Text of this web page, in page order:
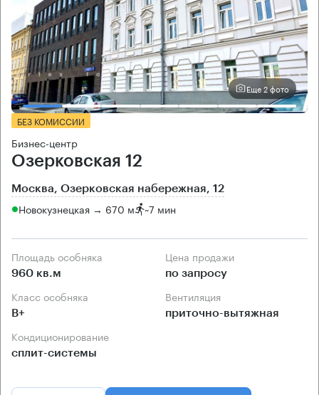
Еще 2 фото
БЕЗ КОМИССИИ
Бизнес-центр
Озерковская 12
Москва, Озерковская набережная, 12
Новокузнецкая → 670 м ~7 мин
Площадь особняка
960 кв.м
Цена продажи
по запросу
Класс особняка
B+
Вентиляция
приточно-вытяжная
Кондиционирование
сплит-системы